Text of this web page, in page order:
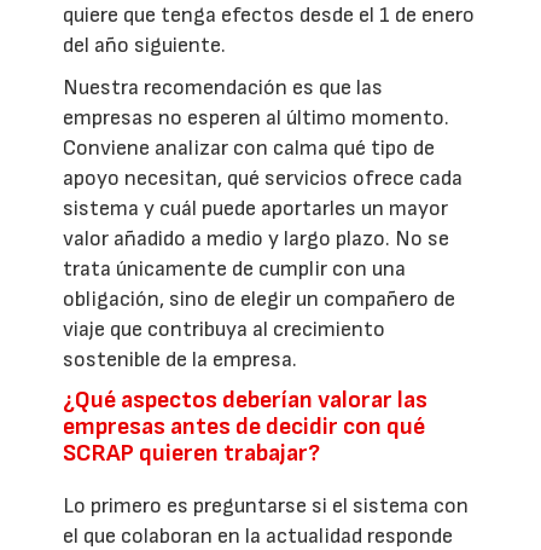
quiere que tenga efectos desde el 1 de enero
del año siguiente.
Nuestra recomendación es que las
empresas no esperen al último momento.
Conviene analizar con calma qué tipo de
apoyo necesitan, qué servicios ofrece cada
sistema y cuál puede aportarles un mayor
valor añadido a medio y largo plazo. No se
trata únicamente de cumplir con una
obligación, sino de elegir un compañero de
viaje que contribuya al crecimiento
sostenible de la empresa.
¿Qué aspectos deberían valorar las
empresas antes de decidir con qué
SCRAP quieren trabajar?
Lo primero es preguntarse si el sistema con
el que colaboran en la actualidad responde